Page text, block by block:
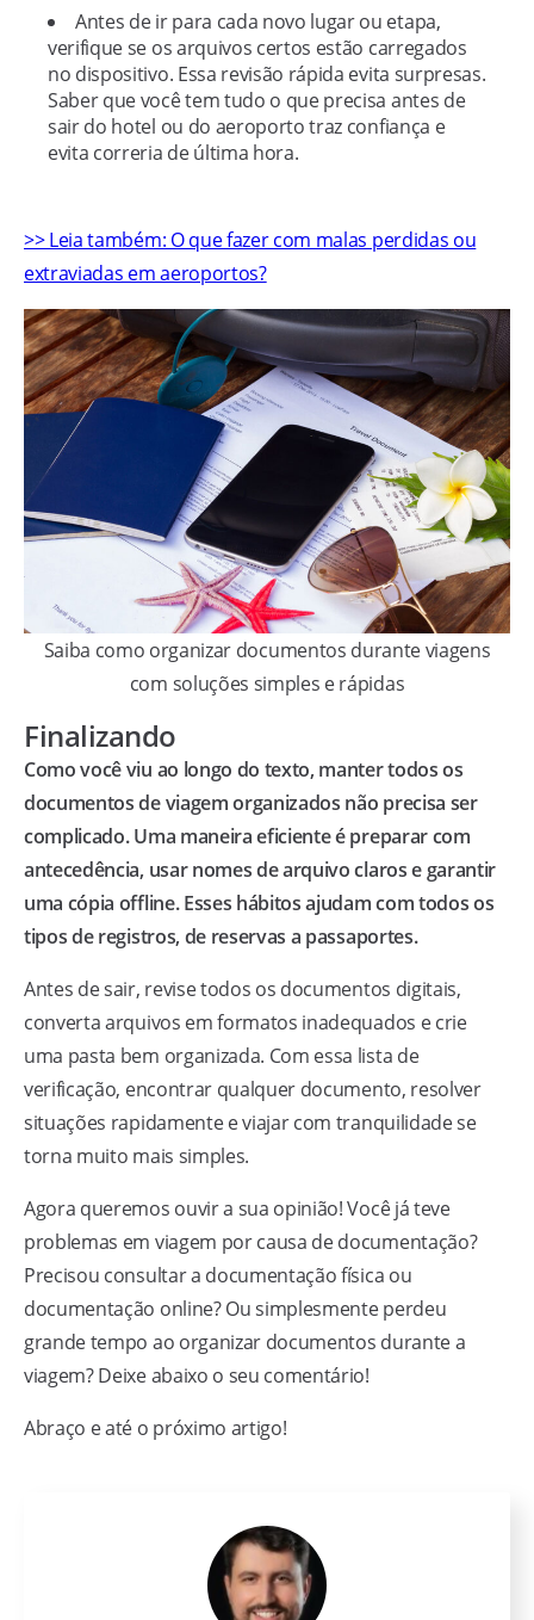
Antes de ir para cada novo lugar ou etapa,
verifique se os arquivos certos estão carregados
no dispositivo. Essa revisão rápida evita surpresas.
Saber que você tem tudo o que precisa antes de
sair do hotel ou do aeroporto traz confiança e
evita correria de última hora.
>> Leia também: O que fazer com malas perdidas ou
extraviadas em aeroportos?
Saiba como organizar documentos durante viagens
com soluções simples e rápidas
Finalizando
Como você viu ao longo do texto, manter todos os
documentos de viagem organizados não precisa ser
complicado. Uma maneira eficiente é preparar com
antecedência, usar nomes de arquivo claros e garantir
uma cópia offline. Esses hábitos ajudam com todos os
tipos de registros, de reservas a passaportes.
Antes de sair, revise todos os documentos digitais,
converta arquivos em formatos inadequados e crie
uma pasta bem organizada. Com essa lista de
verificação, encontrar qualquer documento, resolver
situações rapidamente e viajar com tranquilidade se
torna muito mais simples.
Agora queremos ouvir a sua opinião! Você já teve
problemas em viagem por causa de documentação?
Precisou consultar a documentação física ou
documentação online? Ou simplesmente perdeu
grande tempo ao organizar documentos durante a
viagem? Deixe abaixo o seu comentário!
Abraço e até o próximo artigo!